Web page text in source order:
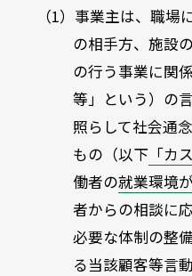
（1）事業主は、職場
の相手方、施設
の行う事業に関
等」という）の
照らして社会通
もの（以下 「カ
働者の就業環境
者からの相談に
必要な体制の整
る当該顧客等言